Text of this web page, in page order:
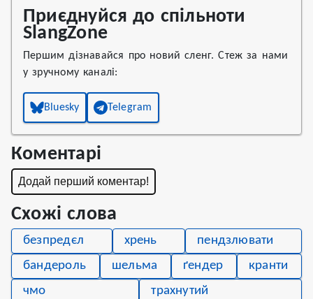
Приєднуйся до спільноти
SlangZone
Першим дізнавайся про новий сленг. Стеж за нами
у зручному каналі:
Bluesky Telegram
Коментарі
Додай перший коментар!
Схожі слова
безпредєл хрень
пендзлювати
бандероль
шельма ґендер
кранти
чмо
трахнутий